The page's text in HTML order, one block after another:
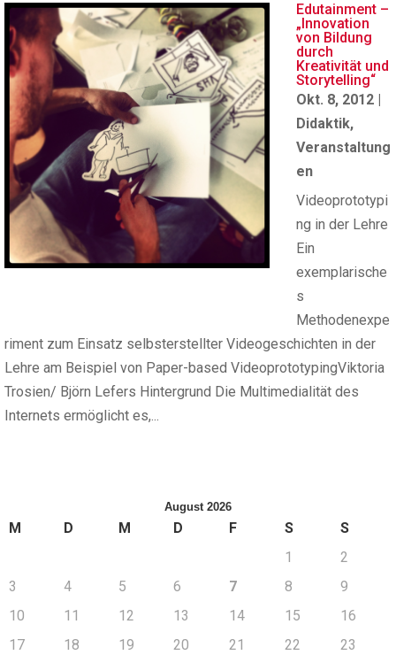
Edutainment –
„Innovation
von Bildung
durch
Kreativität und
Storytelling“
Okt. 8, 2012 |
Didaktik,
Veranstaltung
en
Videoprototypi
ng in der Lehre
Ein
exemplarische
s
Methodenexpe
riment zum Einsatz selbsterstellter Videogeschichten in der
Lehre am Beispiel von Paper-based VideoprototypingViktoria
Trosien/ Björn Lefers Hintergrund Die Multimedialität des
Internets ermöglicht es,...
August 2026
M D M D F S
S
1
2
3
4 5 6 7 8
9
10
11 12 13 14 15
16
17
18 19 20 21 22
23